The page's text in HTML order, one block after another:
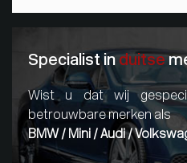
Specialist in duitse
Wist u dat wij
betrouwbare merken als
BMW / Mini / Audi /